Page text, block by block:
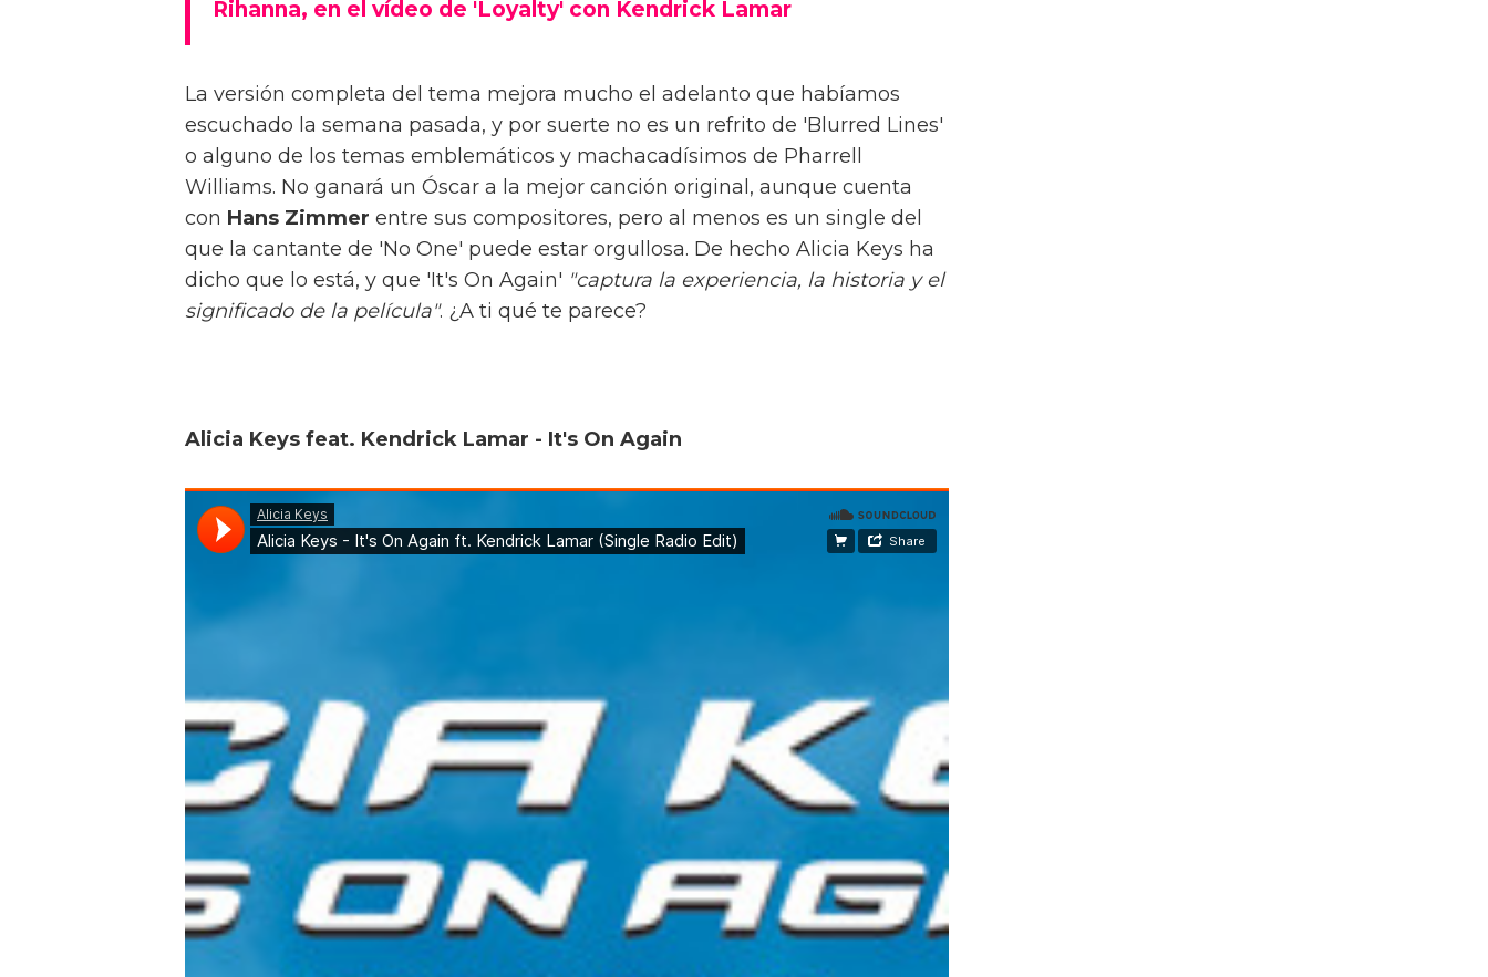
Rihanna, en el vídeo de 'Loyalty' con Kendrick Lamar
La versión completa del tema mejora mucho el adelanto que habíamos
escuchado la semana pasada, y por suerte no es un refrito de 'Blurred Lines'
o alguno de los temas emblemáticos y machacadísimos de Pharrell
Williams. No ganará un Óscar a la mejor canción original, aunque cuenta
con Hans Zimmer entre sus compositores, pero al menos es un single del
que la cantante de 'No One' puede estar orgullosa. De hecho Alicia Keys ha
dicho que lo está, y que 'It's On Again' "captura la experiencia, la historia y el
significado de la película". ¿A ti qué te parece?
Alicia Keys feat. Kendrick Lamar - It's On Again